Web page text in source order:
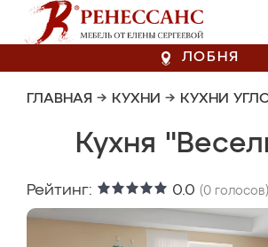
ЛОБНЯ
ГЛАВНАЯ → КУХНИ → КУХНИ
Кухня
Рейтинг: 0.0 (0 голосов)